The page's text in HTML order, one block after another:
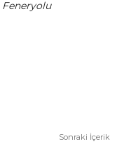
Feneryolu
Sonraki İçerik